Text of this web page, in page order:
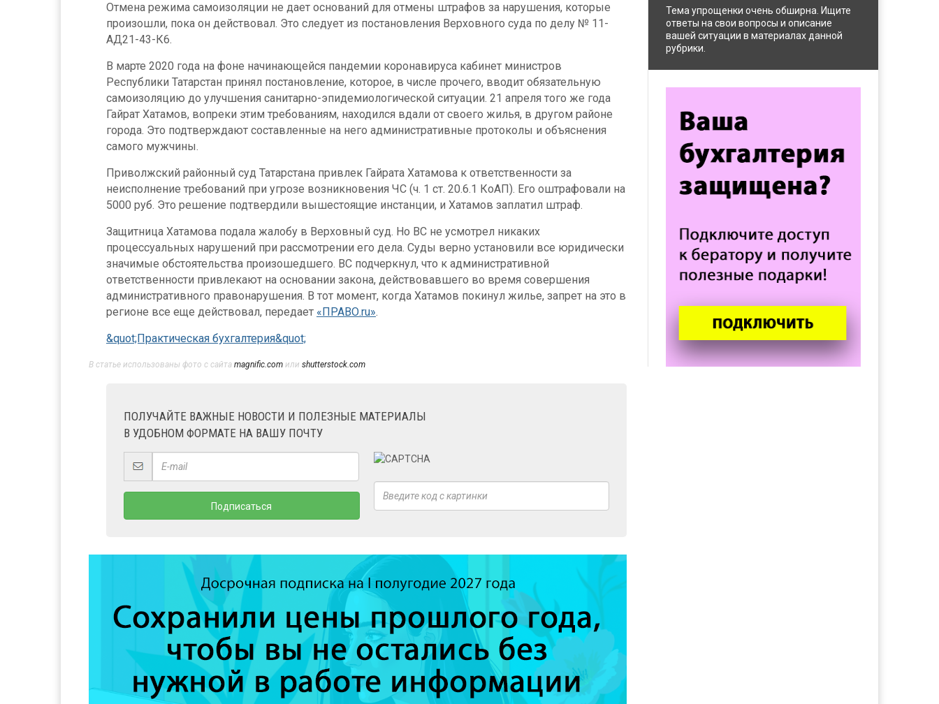
Отмена режима самоизоляции не дает оснований для отмены штрафов за нарушения, которые
произошли, пока он действовал. Это следует из постановления Верховного суда по делу № 11-
АД21-43-К6.
В марте 2020 года на фоне начинающейся пандемии коронавируса кабинет министров
Республики Татарстан принял постановление, которое, в числе прочего, вводит обязательную
самоизоляцию до улучшения санитарно-эпидемиологической ситуации. 21 апреля того же года
Гайрат Хатамов, вопреки этим требованиям, находился вдали от своего жилья, в другом районе
города. Это подтверждают составленные на него административные протоколы и объяснения
самого мужчины.
Приволжский районный суд Татарстана привлек Гайрата Хатамова к ответственности за
неисполнение требований при угрозе возникновения ЧС (ч. 1 ст. 20.6.1 КоАП). Его оштрафовали на
5000 руб. Это решение подтвердили вышестоящие инстанции, и Хатамов заплатил штраф.
Защитница Хатамова подала жалобу в Верховный суд. Но ВС не усмотрел никаких
процессуальных нарушений при рассмотрении его дела. Суды верно установили все юридически
значимые обстоятельства произошедшего. ВС подчеркнул, что к административной
ответственности привлекают на основании закона, действовавшего во время совершения
административного правонарушения. В тот момент, когда Хатамов покинул жилье, запрет на это в
регионе все еще действовал, передает «ПРАВО.ru».
&quot;Практическая бухгалтерия&quot;
В статье использованы фото с сайта magnific.com или shutterstock.com
ПОЛУЧАЙТЕ ВАЖНЫЕ НОВОСТИ И ПОЛЕЗНЫЕ МАТЕРИАЛЫ
В УДОБНОМ ФОРМАТЕ НА ВАШУ ПОЧТУ
Тема упрощенки очень обширна. Ищите
ответы на свои вопросы и описание
вашей ситуации в материалах данной
рубрики.